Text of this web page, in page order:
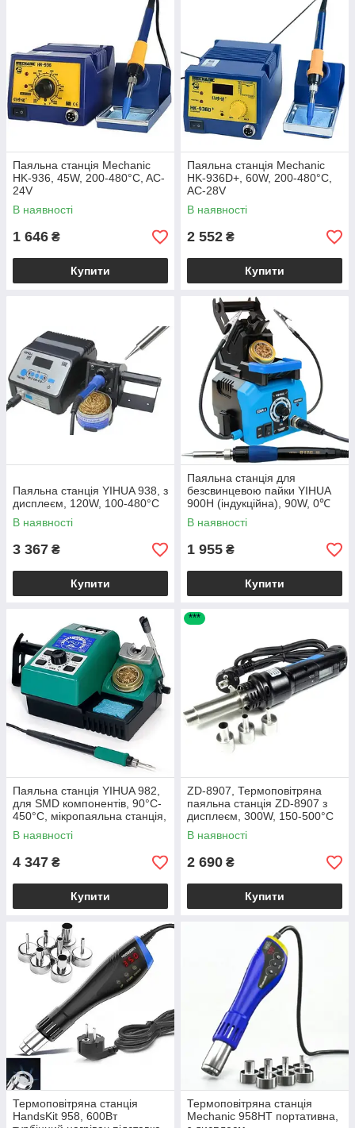
Паяльна станція Mechanic
HK-936, 45W, 200-480°C, AC-
24V
В наявності
1 646 ₴
Купити
Паяльна станція Mechanic
HK-936D+, 60W, 200-480°C,
AC-28V
В наявності
2 552 ₴
Купити
Паяльна станція YIHUA 938, з
дисплеєм, 120W, 100-480°C
В наявності
3 367 ₴
Купити
Паяльна станція для
безсвинцевою пайки YIHUA
900H (індукційна), 90W, 0℃
до 300℃
В наявності
1 955 ₴
Купити
Паяльна станція YIHUA 982,
для SMD компонентів, 90°C-
450°C, мікропаяльна станція,
жало C210
В наявності
4 347 ₴
Купити
***
ZD-8907, Термоповітряна
паяльна станція ZD-8907 з
дисплеєм, 300W, 150-500°C
В наявності
2 690 ₴
Купити
Термоповітряна станція
HandsKit 958, 600Вт
Термоповітряна станція
Mechanic 958HT портативна,